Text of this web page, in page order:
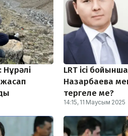
LRT ісі
Назарбаева
тергеле ме?
14:15, 11 Маусым 2025